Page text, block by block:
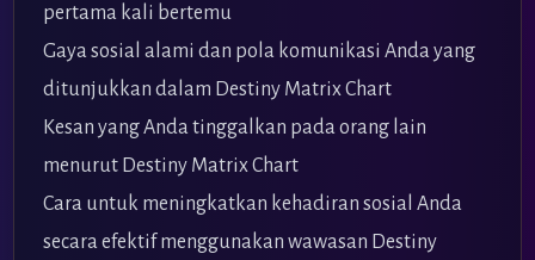
pertama kali bertemu
Gaya sosial alami dan pola komunikasi Anda yang
ditunjukkan dalam Destiny Matrix Chart
Kesan yang Anda tinggalkan pada orang lain
menurut Destiny Matrix Chart
Cara untuk meningkatkan kehadiran sosial Anda
secara efektif menggunakan wawasan Destiny